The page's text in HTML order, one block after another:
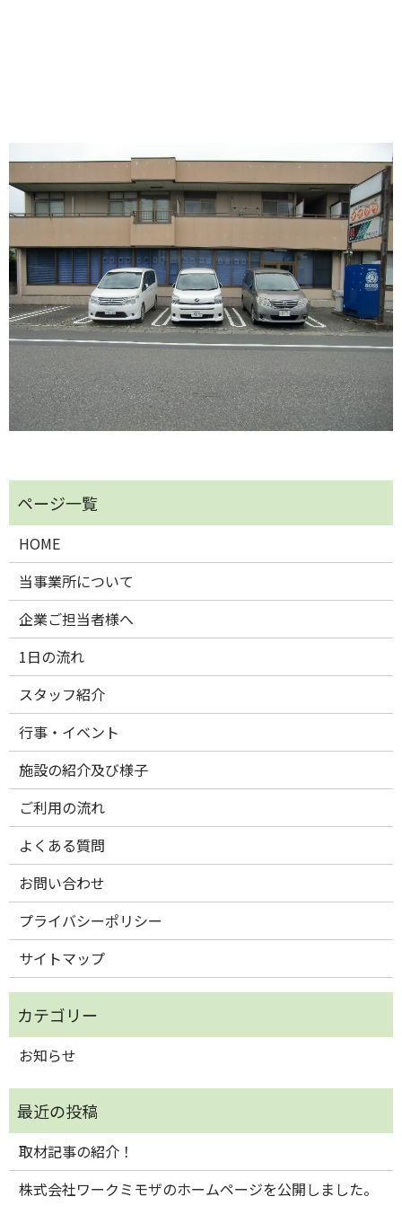
HOME
当事業所について
企業ご担当者様へ
1日の流れ
スタッフ紹介
行事・イベント
施設の紹介及び様子
ご利用の流れ
よくある質問
お問い合わせ
プライバシーポリシー
サイトマップ
お知らせ
取材記事の紹介！
株式会社ワークミモザのホームページを公開しました。